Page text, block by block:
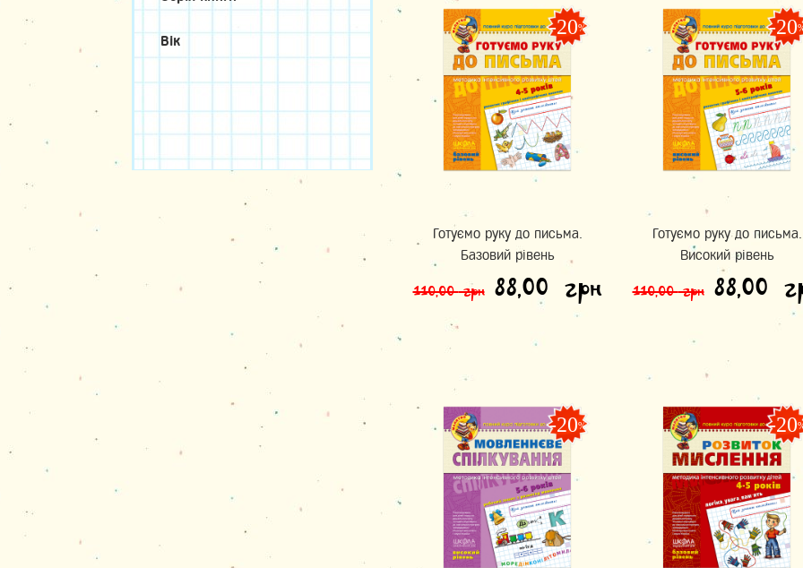
Вік
-20%
Готуємо руку до письма.
Базовий рівень
110,00грн Оригінальна ціна:
88,00 грнПоточна ціна:
-20
Готуємо руку до письма.
Високий рівень
110,00грн 88,00
-20% -20